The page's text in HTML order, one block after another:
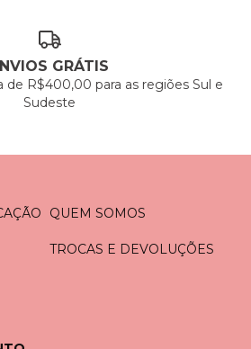
GRÁTIS
de R$400,00 para as regiões Sul e
Sudeste
QUEM SOMOS
TROCAS E DEVOLUÇÕES